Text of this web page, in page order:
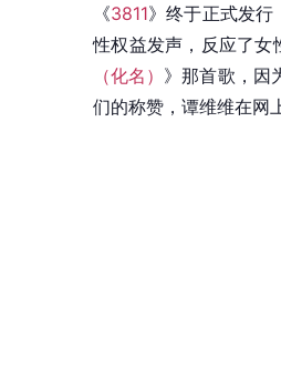
《3811》终于正式发行
性权益发声，反应了女
（化名） 》那首歌，因
们的称赞，谭维维在网